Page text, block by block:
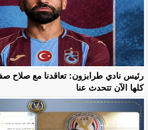
رئيس نادي طرابزون: تعاقدنا مع صلاح
كلها الآن تتحدث عنا